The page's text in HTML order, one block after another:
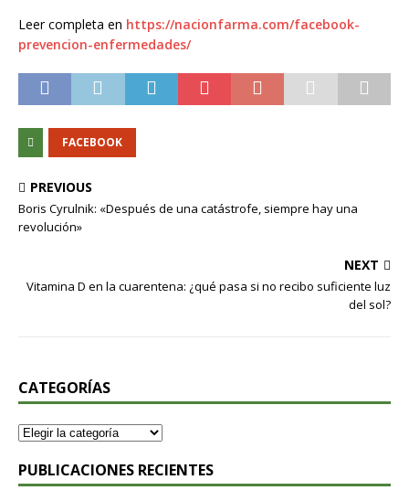
Leer completa en https://nacionfarma.com/facebook-
prevencion-enfermedades/
FACEBOOK
PREVIOUS
Boris Cyrulnik: «Después de una catástrofe, siempre hay una
revolución»
NEXT
Vitamina D en la cuarentena: ¿qué pasa si no recibo suficiente luz
del sol?
CATEGORÍAS
PUBLICACIONES RECIENTES